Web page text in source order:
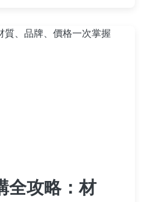
全攻略：材